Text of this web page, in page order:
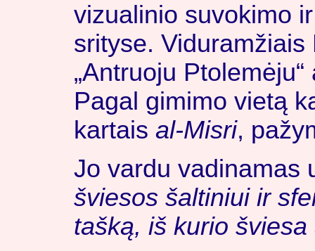
vizualinio suvokimo
srityse.
„Antruoju
Pagal gimimo vietą
kartais al-Misri,
Jo vardu vadinamas
šviesos šaltiniui ir
tašką, iš kurio